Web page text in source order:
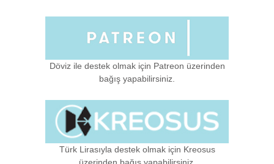
Döviz ile destek olmak için Patreon üzerinden
bağış yapabilirsiniz.
Türk Lirasıyla destek olmak için Kreosus